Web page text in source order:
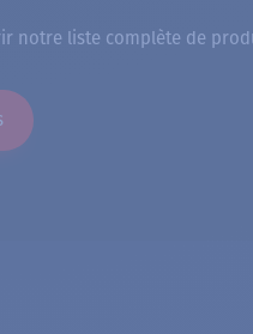
notre liste complète de